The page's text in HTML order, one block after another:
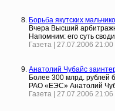
Борьба якутских
Вчера Высший
Напомним: его суть
Газета | 27.07.2006 21:00
Анатолий Чубайс
Более 300 млрд. рублей
РАО «ЕЭС» Анатолий
Газета | 27.07.2006 21:06